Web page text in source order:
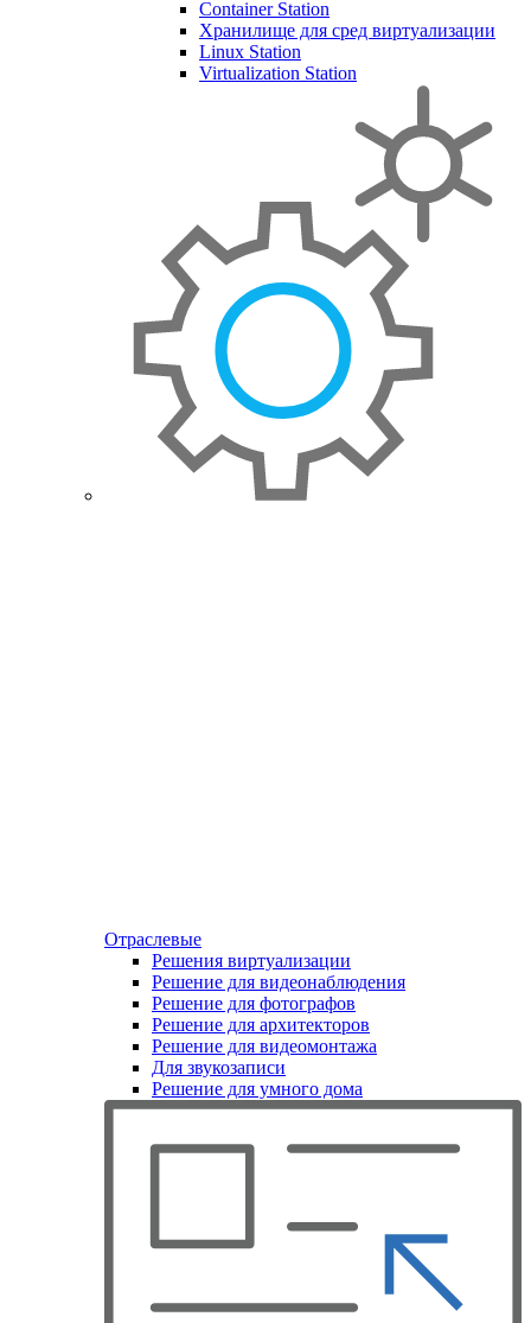
Container Station
Хранилище для сред виртуализации
Linux Station
Virtualization Station
Отраслевые
Решения виртуализации
Решение для видеонаблюдения
Решение для фотографов
Решение для архитекторов
Решение для видеомонтажа
Для звукозаписи
Решение для умного дома